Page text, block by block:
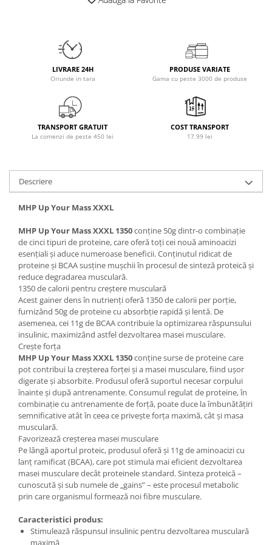
Power System
Puritan`s Pride
Raw Nutrition
REDCON1
Rich Piana 5% Nutrition
RIPT
Scivation
Skill Nutrition
Smart Shake
Swanson
Under Armour
Universal
Vitargo
Weider
Zenana
LIVRARE 24H
Oriunde in tara
PRODUSE VARIATE
Gama cu peste 3000 de produse
TRANSPORT GRATUIT
La comenzi de peste 450 lei
COST TRANSPORT
17.99 lei
Descriere
MHP Up Your Mass XXXL
MHP Up Your Mass XXXL 1350conține 50g dintr-o combinație
de cinci tipuri de proteine, care oferă toți cei nouă aminoacizi
esențiali și aduce numeroase beneficii. Conținutul ridicat de
proteine și BCAA susține mușchii în procesul de sinteză proteică și
reduce degradarea musculară.
1350 de calorii pentru creștere musculară
Acest gainer dens în nutrienți oferă 1350 de calorii per porție,
furnizând 50g de proteine cu absorbție rapidă și lentă. De
asemenea, cei 11g de BCAA contribuie la optimizarea răspunsului
insulinic, maximizând astfel dezvoltarea masei musculare.
Crește forța
MHP Up Your Mass XXXL 1350conține surse de proteine care
pot contribui la creșterea forței și a masei musculare, fiind ușor
digerate și absorbite. Produsul oferă suportul necesar corpului
înainte și după antrenamente. Consumul regulat de proteine, în
combinație cu antrenamente de forță, poate duce la îmbunătățiri
semnificative atât în ceea ce privește forța maximă, cât și masa
musculară.
Favorizează creșterea masei musculare
Pe lângă aportul proteic, produsul oferă și 11g de aminoacizi cu
lanț ramificat (BCAA), care pot stimula mai eficient dezvoltarea
masei musculare decât proteinele standard. Sinteza proteică –
cunoscută și sub numele de „gains” – este procesul metabolic
prin care organismul formează noi fibre musculare.
Caracteristici produs:
Stimulează răspunsul insulinic pentru dezvoltarea musculară
maximă